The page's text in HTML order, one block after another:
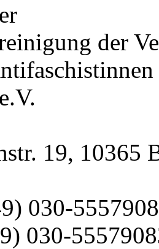
der
19, 10365
030-
030-